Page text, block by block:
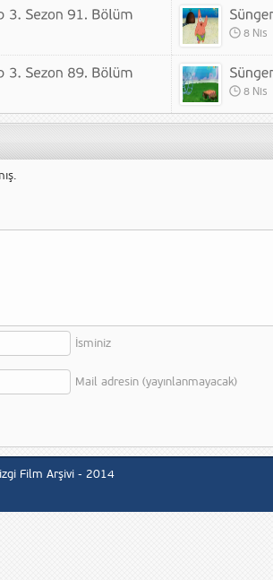
8 Nis
8 Nis
İsminiz
Mail adresin (yayınlanmayacak)
Film Arşivi - 2014